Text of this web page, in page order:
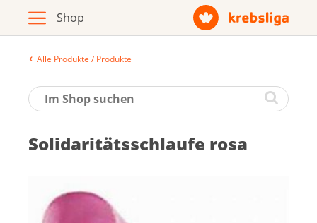
Broschüren / Infomaterial
Produkte
Zur Krebsliga-Webseite
Alle Produkte / Produkte
So­li­da­ri­täts­schlau­fe ro­sa